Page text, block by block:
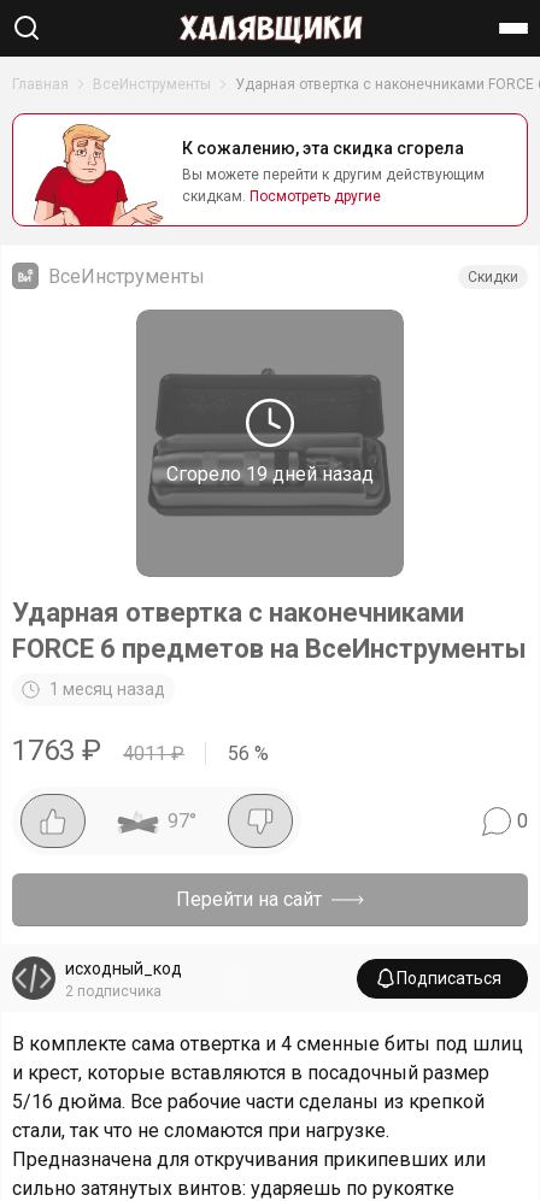
Найти
Главная ВсеИнструменты Ударная отвертка с наконечниками
К сожалению, эта скидка сгорела
Вы можете перейти к другим действующим
скидкам. Посмотреть другие
Сгорело19 дней назад
ВсеИнструменты Скидки
Ударная отвертка с наконечниками
FORCE 6 предметов на ВсеИнструменты
1 месяц назад
1763 ₽ 4011₽ 56 %
97° 0
Перейти на сайт
исходный_код
2 подписчика
Подписаться
В комплекте сама отвертка и 4 сменные биты под шлиц
и крест, которые вставляются в посадочный размер
5/16 дюйма. Все рабочие части сделаны из крепкой
стали, так что не сломаются при нагрузке.
Предназначена для откручивания прикипевших или
сильно затянутых винтов: ударяешь по рукоятке